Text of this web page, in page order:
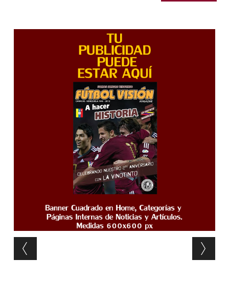
Post navigation